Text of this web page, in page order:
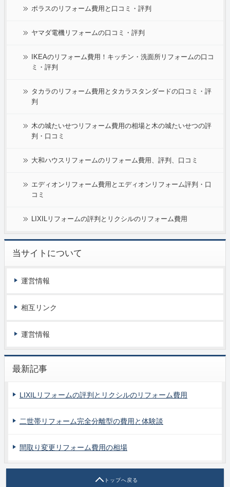
ポラスのリフォーム費用と口コミ・評判
ヤマダ電機リフォームの口コミ・評判
IKEAのリフォーム費用！キッチン・洗面所リフォームの口コ
ミ・評判
タカラのリフォーム費用とタカラスタンダードの口コミ・評
判
木の城たいせつリフォーム費用の相場と木の城たいせつの評
判・口コミ
大和ハウスリフォームのリフォーム費用、評判、口コミ
エディオンリフォーム費用とエディオンリフォーム評判・口
コミ
LIXILリフォームの評判とリクシルのリフォーム費用
当サイトについて
運営情報
相互リンク
運営情報
最新記事
LIXILリフォームの評判とリクシルのリフォーム費用
二世帯リフォーム完全分離型の費用と体験談
間取り変更リフォーム費用の相場
トップへ戻る